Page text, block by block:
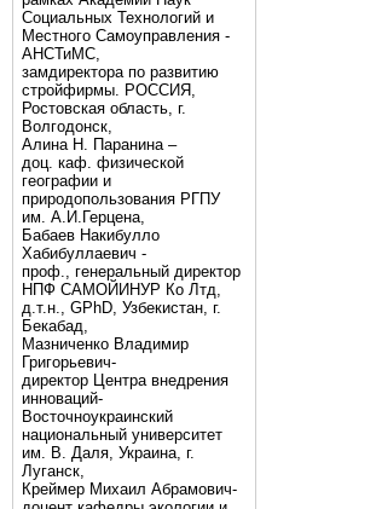
Социальных Технологий и
Местного Самоуправления -
АНСТиМС,
замдиректора по развитию
стройфирмы. РОССИЯ,
Ростовская область, г.
Волгодонск,
Алина Н. Паранина –
доц. каф. физической
географии и
природопользования РГПУ
им. А.И.Герцена,
Бабаев Накибулло
Хабибуллаевич -
проф., генеральный директор
НПФ САМОЙИНУР Ко Лтд,
д.т.н., GPhD, Узбекистан, г.
Бекабад,
Мазниченко Владимир
Григорьевич-
директор Центра внедрения
инноваций-
Восточноукраинский
национальный университет
им. В. Даля, Украина, г.
Луганск,
Креймер Михаил Абрамович-